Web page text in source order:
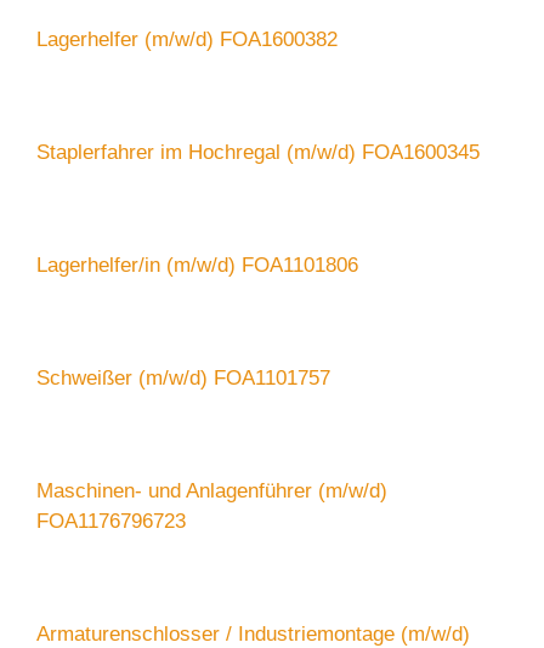
Lagerhelfer (m/w/d) FOA1600382
Staplerfahrer im Hochregal (m/w/d) FOA1600345
Lagerhelfer/in (m/w/d) FOA1101806
Schweißer (m/w/d) FOA1101757
Maschinen- und Anlagenführer (m/w/d)
FOA1176796723
Armaturenschlosser / Industriemontage (m/w/d)